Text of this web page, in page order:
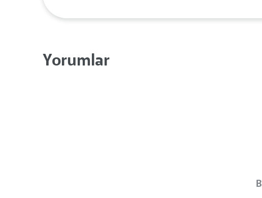
Yorumlar